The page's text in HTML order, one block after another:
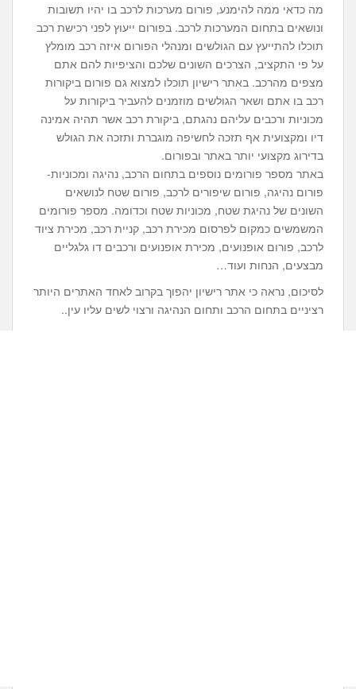
מה כדאי ממה להימנע, פורום מערכות לרכב בו יהיו תשובות
ונושאים בתחום המערכות לרכב. בפורום ייעוץ לפני רכישת רכב
תוכלו להתייעץ עם הגולשים ומנהלי הפורום איזה רכב מומלץ
על פי התקציב, הצרכים השונים שלכם והציפיות להם אתם
מצפים מהרכב. באתר רישיון תוכלו למצוא גם פורום ביקורות
רכב בו אתם ושאר הגולשים מוזמנים להעביר ביקורות על
מכוניות ורכבים עליהם נהגתם, ביקורת רכב אשר תהיה אמינה
דיו ומקצועית אף תזכה לחשיפה מוגברת ותזכה את הגולש
בדירוג מקצועי יותר באתר ובפורום.
באתר מספר פורומים נוספים בתחום הרכב, נהיגה ומכוניות-
פורום נהיגה, פורום שיפורים לרכב, פורום שטח לנושאים
השונים של נהיגת שטח, מכוניות שטח וכדומה. מספר פורומים
המשמשים כמקום לפרסום מכירת רכב, קניית רכב, מכירת ציוד
לרכב, פורום אופנועים, מכירת אופנועים ורכבים דו גלגליים
מבצעים, הנחות ועוד…
לסיכום, נראה כי אתר רישיון יהפוך בקרוב לאחד האתרים היותר
רציניים בתחום הרכב ותחום הנהיגה ורצוי לשים עליו עין..